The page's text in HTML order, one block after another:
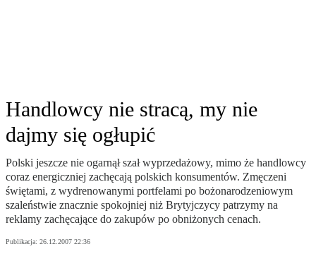
Handlowcy nie stracą, my nie
dajmy się ogłupić
Polski jeszcze nie ogarnął szał wyprzedażowy, mimo że handlowcy
coraz energiczniej zachęcają polskich konsumentów. Zmęczeni
świętami, z wydrenowanymi portfelami po bożonarodzeniowym
szaleństwie znacznie spokojniej niż Brytyjczycy patrzymy na
reklamy zachęcające do zakupów po obniżonych cenach.
Publikacja: 26.12.2007 22:36